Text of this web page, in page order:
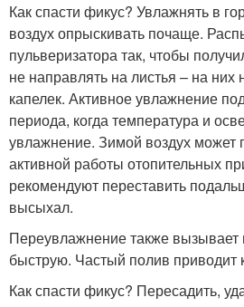
Как спасти фикус? Увлажнять в
воздух опрыскивать почаще.
пульверизатора так, чтобы
не направлять на листья – на них
капелек. Активное увлажнение
периода, когда температура и
увлажнение. Зимой воздух может
активной работы отопительных
рекомендуют переставить
высыхал.
Переувлажнение также вызывает
быструю. Частый полив приводит
Как спасти фикус? Пересадить,